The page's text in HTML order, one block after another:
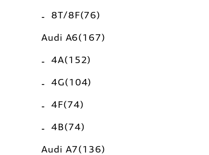
8T/8F(76)
Audi A6(167)
4A(152)
4G(104)
4F(74)
4B(74)
Audi A7(136)